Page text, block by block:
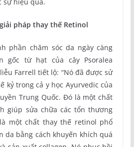
pháp thay thế Retinol
phần chăm sóc da ngày càng
gốc từ hạt của cây Psoralea
Farrell tiết lộ: “Nó đã được sử
kỷ trong cả y học Ayurvedic của
Trung Quốc. Đó là một chất
giúp sửa chữa các tổn thương
một chất thay thế retinol phổ
da bằng cách khuyến khích quá